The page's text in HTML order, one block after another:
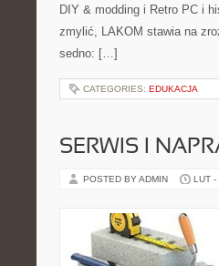
DIY & modding i Retro PC i
zmylić, LAKOM stawia na
sedno: […]
CATEGORIES: EDUKACJA
SERWIS I
POSTED BY ADMIN LUT -